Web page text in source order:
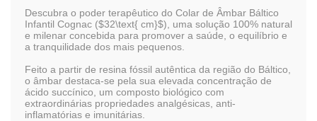
Descubra o poder terapêutico do Colar de Âmbar Báltico
Infantil Cognac ($32\text{ cm}$) , uma solução 100% natural
e milenar concebida para promover a saúde, o equilíbrio e
a tranquilidade dos mais pequenos.
Feito a partir de resina fóssil autêntica da região do Báltico,
o âmbar destaca-se pela sua elevada concentração de
ácido succínico , um composto biológico com
extraordinárias propriedades analgésicas, anti-
inflamatórias e imunitárias.